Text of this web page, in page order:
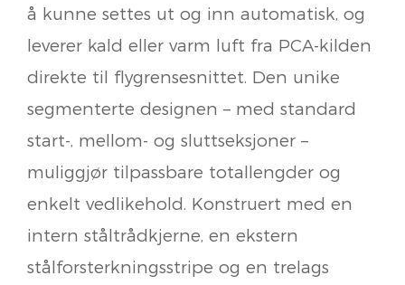
å kunne settes ut og inn automatisk, og
leverer kald eller varm luft fra PCA-kilden
direkte til flygrensesnittet. Den unike
segmenterte designen – med standard
start-, mellom- og sluttseksjoner –
muliggjør tilpassbare totallengder og
enkelt vedlikehold. Konstruert med en
intern ståltrådkjerne, en ekstern
stålforsterkningsstripe og en trelags